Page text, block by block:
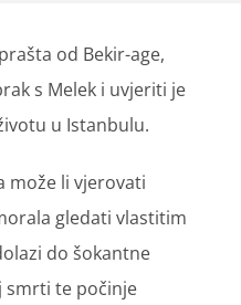
od Bekir-age,
s Melek i uvjeriti je
u Istanbulu.
može li vjerovati
gledati vlastitim
do šokantne
smrti te počinje